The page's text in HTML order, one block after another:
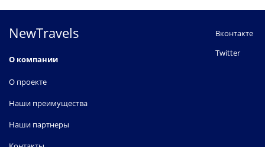
NewTravels
О компании
О проекте
Наши преимущества
Наши партнеры
Вконтакте
Twitter